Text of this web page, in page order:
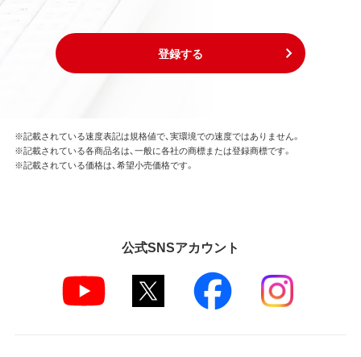
登録する
※記載されている速度表記は規格値で、実環境での速度ではありません。
※記載されている各商品名は、一般に各社の商標または登録商標です。
※記載されている価格は、希望小売価格です。
公式SNSアカウント